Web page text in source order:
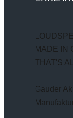
MADE IN
THAT'S
Gauder